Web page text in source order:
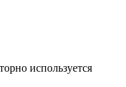
используется